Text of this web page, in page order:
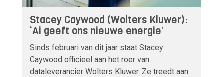
Stacey Caywood (Wolters Kluwer):
‘Ai geeft ons nieuwe energie’
Sinds februari van dit jaar staat Stacey
Caywood officieel aan het roer van
dataleverancier Wolters Kluwer. Ze treedt aan